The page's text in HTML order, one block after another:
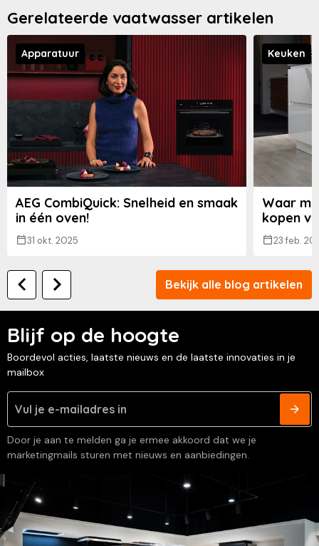
Gerelateerde vaatwasser artikelen
Apparatuur
AEG CombiQuick: Snelheid en smaak
in één oven!
31 okt. 2025
Keuken
Waar
kopen
23 feb.
Bekijk alle blog artikelen
Blijf op de hoogte
Boordevol acties, laatste nieuws en de laatste innovaties in je
mailbox
Door je aan te melden ga je ermee akkoord dat we je
marketingmails sturen met nieuws en aanbiedingen.